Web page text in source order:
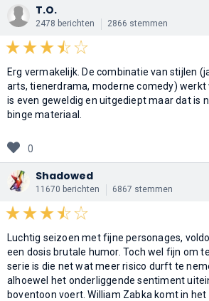
T.O.
2478 berichten 2866 stemmen
Erg vermakelijk. De combinatie van stijlen
arts, tienerdrama, moderne comedy) werkt
is even geweldig en uitgediept maar dat is
binge materiaal.
0
Shadowed
11670 berichten 6867 stemmen
Luchtig seizoen met fijne personages,
een dosis brutale humor. Toch wel fijn om
serie is die net wat meer risico durft te
alhoewel het onderliggende sentiment
boventoon voert. William Zabka komt in